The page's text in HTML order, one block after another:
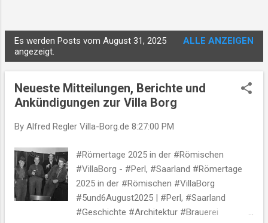
o
Es werden Posts vom August 31, 2025
angezeigt.
ALLE ANZEIGEN
Neueste Mitteilungen, Berichte und
Ankündigungen zur Villa Borg
By Alfred Regler Villa-Borg.de 8:27:00 PM
#Römertage 2025 in der #Römischen
#VillaBorg - #Perl, #Saarland #Römertage
2025 in der #Römischen #VillaBorg
#5und6August2025 | #Perl, #Saarland
#Geschichte #Architektur #Brauerei